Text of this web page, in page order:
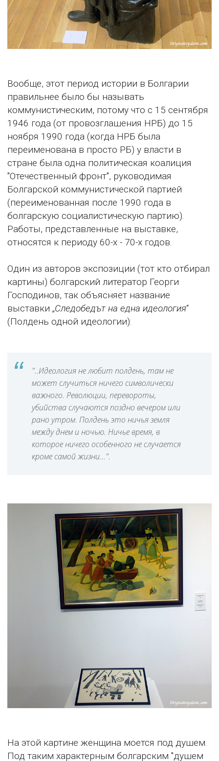
Вообще, этот период истории в Болгарии
правильнее было бы называть
коммунистическим, потому что с 15 сентября
1946 года (от провозглашения НРБ) до 15
ноября 1990 года (когда НРБ была
переименована в просто РБ) у власти в
стране была одна политическая коалиция
"Отечественный фронт", руководимая
Болгарской коммунистической партией
(переименованная после 1990 года в
болгарскую социалистическую партию).
Работы, представленные на выставке,
относятся к периоду 60-х - 70-х годов.
Один из авторов экспозиции (тот кто отбирал
картины) болгарский литератор Георги
Господинов, так объясняет название
выставки „Следобедът на една идеология“
(Полдень одной идеологии):
"..Идеология не любит полдень, там не
может случиться ничего символически
важного. Революции, перевороты,
убийства случаются поздно вечером или
рано утром. Полдень это ничья земля
между днем и ночью. Ничье время, в
которое ничего особенного не случается
кроме самой жизни...".
На этой картине женщина моется под душем.
Под таким характерным болгарским "душем